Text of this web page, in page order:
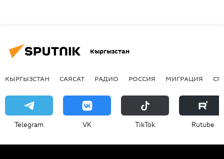
Кыргызстан
КЫРГЫЗСТАН САЯСАТ РАДИО РОССИЯ МИГРАЦИЯ
Telegram VK ТikТоk Rutube